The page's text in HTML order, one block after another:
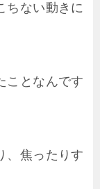
ちない動きに
ことなんです
、焦ったりす